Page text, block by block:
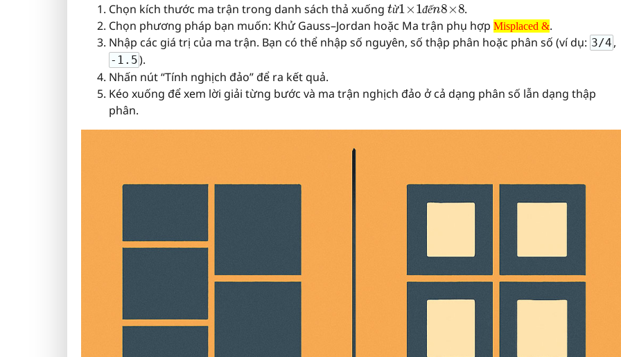
Chọn kích thước ma trận trong danh sách thả xuống ừ đế
.
Chọn phương pháp bạn muốn: Khử Gauss–Jordan hoặc Ma trận phụ hợp
Misplaced &
Misplaced &
.
Nhập các giá trị của ma trận. Bạn có thể nhập số nguyên, số thập phân hoặc phân số (ví dụ: 3/4 ,
-1.5).
Nhấn nút “Tính nghịch đảo” để ra kết quả.
Kéo xuống để xem lời giải từng bước và ma trận nghịch đảo ở cả dạng phân số lẫn dạng thập
phân.